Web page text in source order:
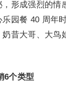
形成强烈的情
乐园餐 40 周年
昔大哥、大鸟
6个类型